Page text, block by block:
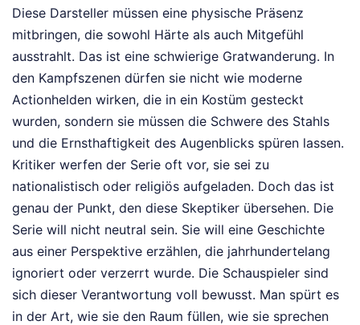
Diese Darsteller müssen eine physische Präsenz
mitbringen, die sowohl Härte als auch Mitgefühl
ausstrahlt. Das ist eine schwierige Gratwanderung. In
den Kampfszenen dürfen sie nicht wie moderne
Actionhelden wirken, die in ein Kostüm gesteckt
wurden, sondern sie müssen die Schwere des Stahls
und die Ernsthaftigkeit des Augenblicks spüren lassen.
Kritiker werfen der Serie oft vor, sie sei zu
nationalistisch oder religiös aufgeladen. Doch das ist
genau der Punkt, den diese Skeptiker übersehen. Die
Serie will nicht neutral sein. Sie will eine Geschichte
aus einer Perspektive erzählen, die jahrhundertelang
ignoriert oder verzerrt wurde. Die Schauspieler sind
sich dieser Verantwortung voll bewusst. Man spürt es
in der Art, wie sie den Raum füllen, wie sie sprechen